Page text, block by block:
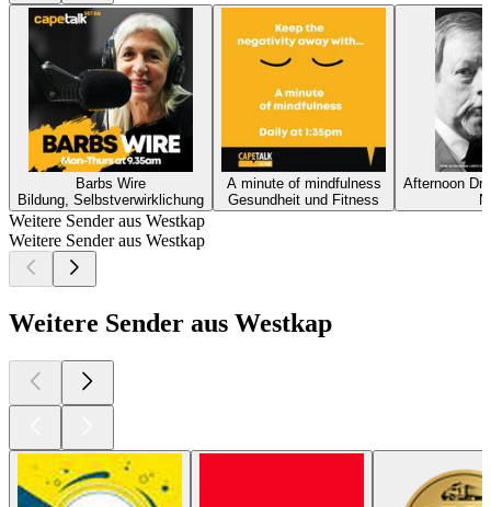
Barbs Wire
Bildung, Selbstverwirklichung
A minute of mindfulness
Gesundheit und Fitness
Afternoon
Weitere Sender aus Westkap
Weitere Sender aus Westkap
Weitere Sender aus Westkap